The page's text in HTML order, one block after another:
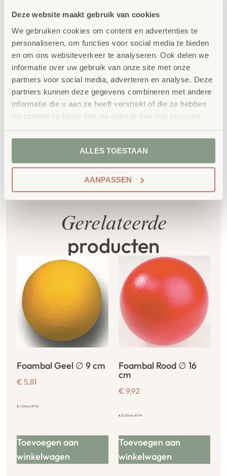
Deze website maakt gebruik van cookies
We gebruiken cookies om content en advertenties te
personaliseren, om functies voor social media te bieden
en om ons websiteverkeer te analyseren. Ook delen we
informatie over uw gebruik van onze site met onze
partners voor social media, adverteren en analyse. Deze
partners kunnen deze gegevens combineren met andere
informatie die u aan ze heeft verstrekt of die ze hebben
verzameld op basis van uw gebruik van hun services.
ALLES TOESTAAN
AANPASSEN
voldoet aan GS- en TÜV-keuringen
Duurzaamheid: wij werken met circulaire
producten, waaronder onzeOneWood-lijnvan
100% FSC-gecertificeerd Scandinavisch hout.
Daarnaast zelfs voorzien van het
milieukeurmerkEU-Ecolabel.
Extra informatie
Gerelateerde
producten
Foambal Geel ∅ 9 cm
€ 5,81
€7,03incl. BTW
Toevoegen aan
winkelwagen
Foambal Rood ∅ 16
cm
€ 9,92
€12,00incl. BTW
Toevoegen aan
winkelwagen